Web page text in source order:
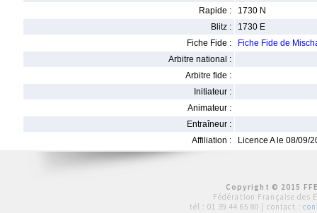
Rapide :
1730 N
Blitz :
1730 E
Fiche Fide :
Fiche Fide de
Arbitre national :
Arbitre fide :
Initiateur :
Animateur :
Entraîneur :
Affiliation :
Licence A le 08/09/
Copyright © 2015
Fédération Française des
tél : 01 39 44 65 80 | contact :